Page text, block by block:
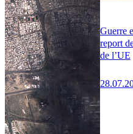
Guerre
report
de l’UE